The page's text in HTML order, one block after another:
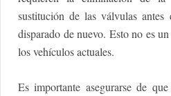
sustitución de las válvulas
disparado de nuevo. Esto no es
los vehículos actuales.
Es importante asegurarse de